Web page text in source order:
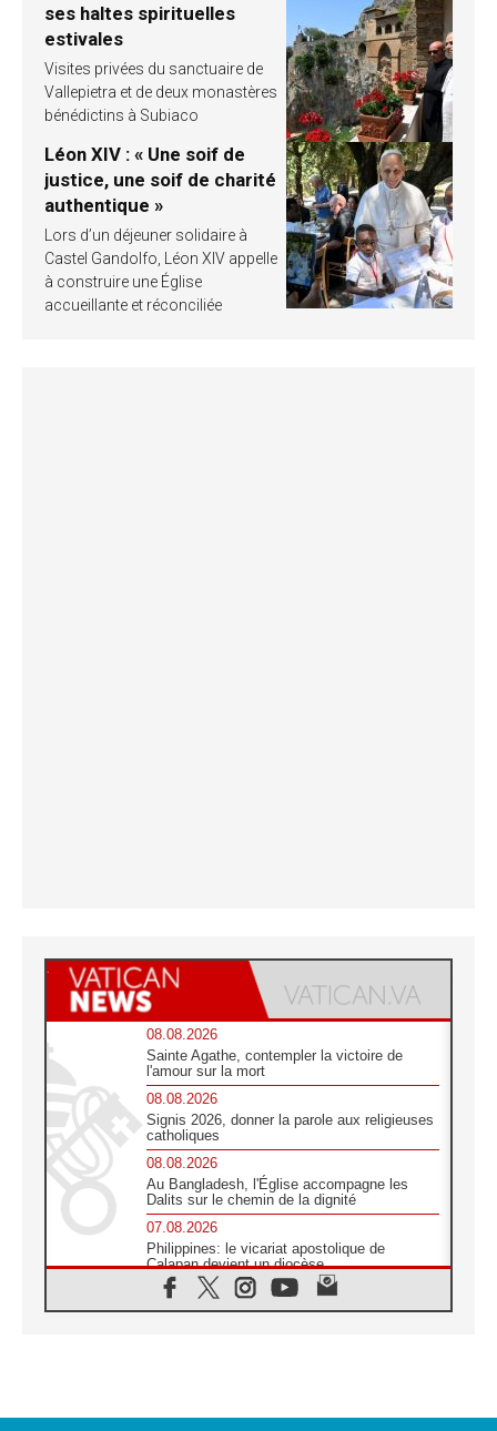
ses haltes spirituelles
estivales
Visites privées du sanctuaire de
Vallepietra et de deux monastères
bénédictins à Subiaco
Léon XIV : « Une soif de
justice, une soif de charité
authentique »
Lors d’un déjeuner solidaire à
Castel Gandolfo, Léon XIV appelle
à construire une Église
accueillante et réconciliée
08.08.2026
Sainte Agathe, contempler la victoire de
l'amour sur la mort
08.08.2026
Signis 2026, donner la parole aux religieuses
catholiques
08.08.2026
Au Bangladesh, l'Église accompagne les
Dalits sur le chemin de la dignité
07.08.2026
Philippines: le vicariat apostolique de
Calapan devient un diocèse
07.08.2026
Congo-Brazzaville : le 15 août, entre